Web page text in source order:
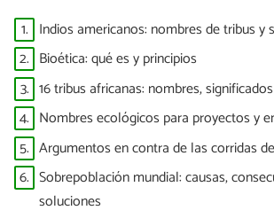
1. Indios americanos: nombres de tribus y
2. Bioética: qué es y principios
3. 16 tribus africanas: nombres,
4. Nombres ecológicos para proyectos y
5. Argumentos en contra de las corridas
6. Sobrepoblación mundial: causas,
soluciones